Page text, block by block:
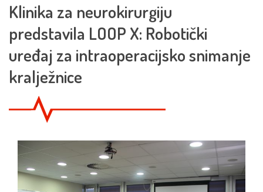
Klinika za neurokirurgiju
predstavila LOOP X: Robotički
uređaj za intraoperacijsko snimanje
kralježnice